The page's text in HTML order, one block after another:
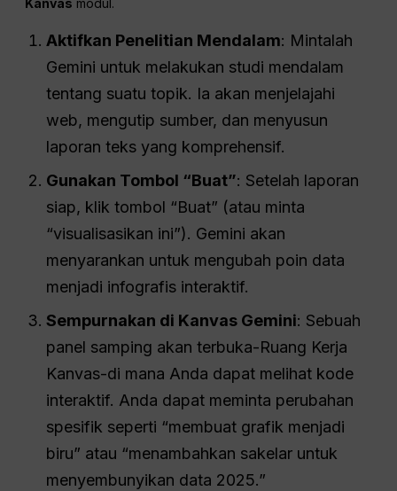
Kanvas modul.
Aktifkan Penelitian Mendalam: Mintalah
Gemini untuk melakukan studi mendalam
tentang suatu topik. Ia akan menjelajahi
web, mengutip sumber, dan menyusun
laporan teks yang komprehensif.
Gunakan Tombol “Buat”: Setelah laporan
siap, klik tombol “Buat” (atau minta
“visualisasikan ini”). Gemini akan
menyarankan untuk mengubah poin data
menjadi infografis interaktif.
Sempurnakan di Kanvas Gemini: Sebuah
panel samping akan terbuka-Ruang Kerja
Kanvas-di mana Anda dapat melihat kode
interaktif. Anda dapat meminta perubahan
spesifik seperti “membuat grafik menjadi
biru” atau “menambahkan sakelar untuk
menyembunyikan data 2025.”